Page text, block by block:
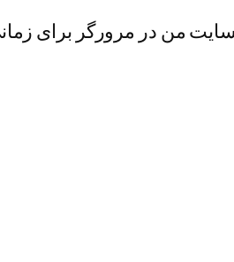
من در مرورگر برای